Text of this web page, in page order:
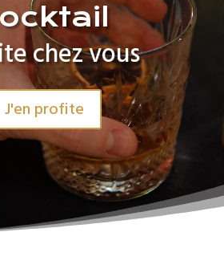
chez vous
J'en profite